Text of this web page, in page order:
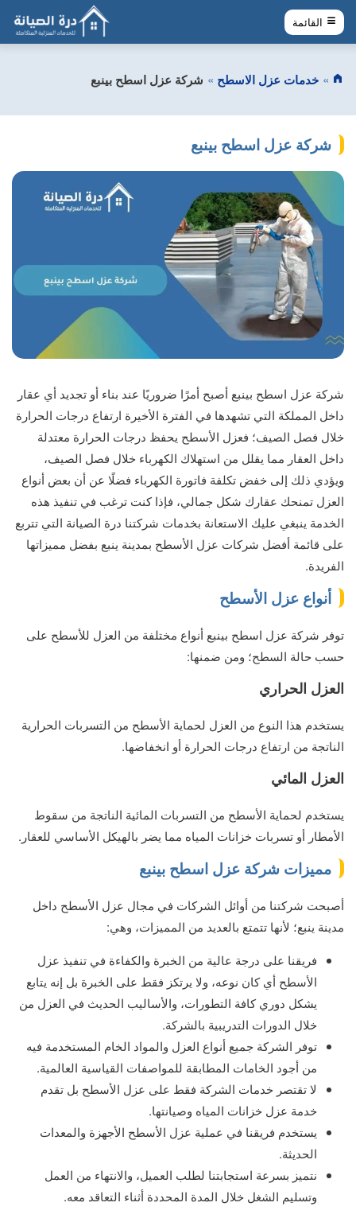
خدمات عزل الاسطح شركة عزل اسطح بينبع
شركة عزل اسطح بينبع
شركة عزل اسطح بينبع أصبح أمرًا ضروريًا عند بناء أو تجديد أي عقار
داخل المملكة التي تشهدها في الفترة الأخيرة ارتفاع درجات الحرارة
خلال فصل الصيف؛ فعزل الأسطح يحفظ درجات الحرارة معتدلة
داخل العقار مما يقلل من استهلاك الكهرباء خلال فصل الصيف،
ويؤدي ذلك إلى خفض تكلفة فاتورة الكهرباء فضلًا عن أن بعض أنواع
العزل تمنحك عقارك شكل جمالي، فإذا كنت ترغب في تنفيذ هذه
الخدمة ينبغي عليك الاستعانة بخدمات شركتنا درة الصيانة التي تتربع
على قائمة أفضل شركات عزل الأسطح بمدينة ينبع بفضل مميزاتها
الفريدة.
أنواع عزل الأسطح
توفر شركة عزل اسطح بينبع أنواع مختلفة من العزل للأسطح على
حسب حالة السطح؛ ومن ضمنها:
العزل الحراري
يستخدم هذا النوع من العزل لحماية الأسطح من التسربات الحرارية
الناتجة من ارتفاع درجات الحرارة أو انخفاضها.
العزل المائي
يستخدم لحماية الأسطح من التسربات المائية الناتجة من سقوط
الأمطار أو تسربات خزانات المياه مما يضر بالهيكل الأساسي للعقار.
مميزات شركة عزل اسطح بينبع
أصبحت شركتنا من أوائل الشركات في مجال عزل الأسطح داخل
مدينة ينبع؛ لأنها تتمتع بالعديد من المميزات، وهي:
فريقنا على درجة عالية من الخبرة والكفاءة في تنفيذ عزل
الأسطح أي كان نوعه، ولا يرتكز فقط على الخبرة بل إنه يتابع
يشكل دوري كافة التطورات، والأساليب الحديث في العزل من
خلال الدورات التدريبية بالشركة.
توفر الشركة جميع أنواع العزل والمواد الخام المستخدمة فيه
من أجود الخامات المطابقة للمواصفات القياسية العالمية.
لا تقتصر خدمات الشركة فقط على عزل الأسطح بل تقدم
خدمة عزل خزانات المياه وصيانتها.
يستخدم فريقنا في عملية عزل الأسطح الأجهزة والمعدات
الحديثة.
نتميز بسرعة استجابتنا لطلب العميل، والانتهاء من العمل
وتسليم الشغل خلال المدة المحددة أثناء التعاقد معه.